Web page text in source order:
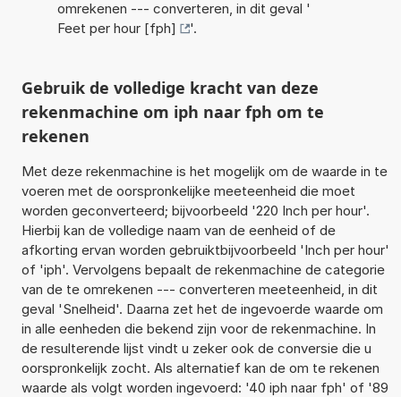
omrekenen --- converteren, in dit geval '
Feet per hour [fph]
'.
Gebruik de volledige kracht van deze
rekenmachine om iph naar fph om te
rekenen
Met deze rekenmachine is het mogelijk om de waarde in te
voeren met de oorspronkelijke meeteenheid die moet
worden geconverteerd; bijvoorbeeld '220 Inch per hour'.
Hierbij kan de volledige naam van de eenheid of de
afkorting ervan worden gebruiktbijvoorbeeld 'Inch per hour'
of 'iph'. Vervolgens bepaalt de rekenmachine de categorie
van de te omrekenen --- converteren meeteenheid, in dit
geval 'Snelheid'. Daarna zet het de ingevoerde waarde om
in alle eenheden die bekend zijn voor de rekenmachine. In
de resulterende lijst vindt u zeker ook de conversie die u
oorspronkelijk zocht. Als alternatief kan de om te rekenen
waarde als volgt worden ingevoerd: '40 iph naar fph' of '89